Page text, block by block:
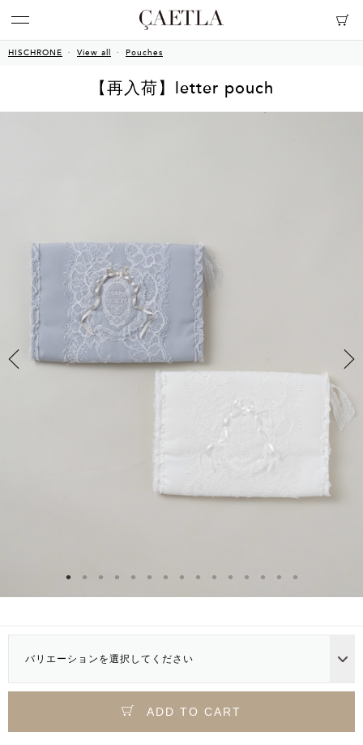
HISCHRONE View all Pouches
【再入荷】letter pouch
バリエーションを選択してください
ADD TO CART